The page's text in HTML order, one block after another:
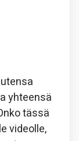
yhteensä
tässä
videolle,